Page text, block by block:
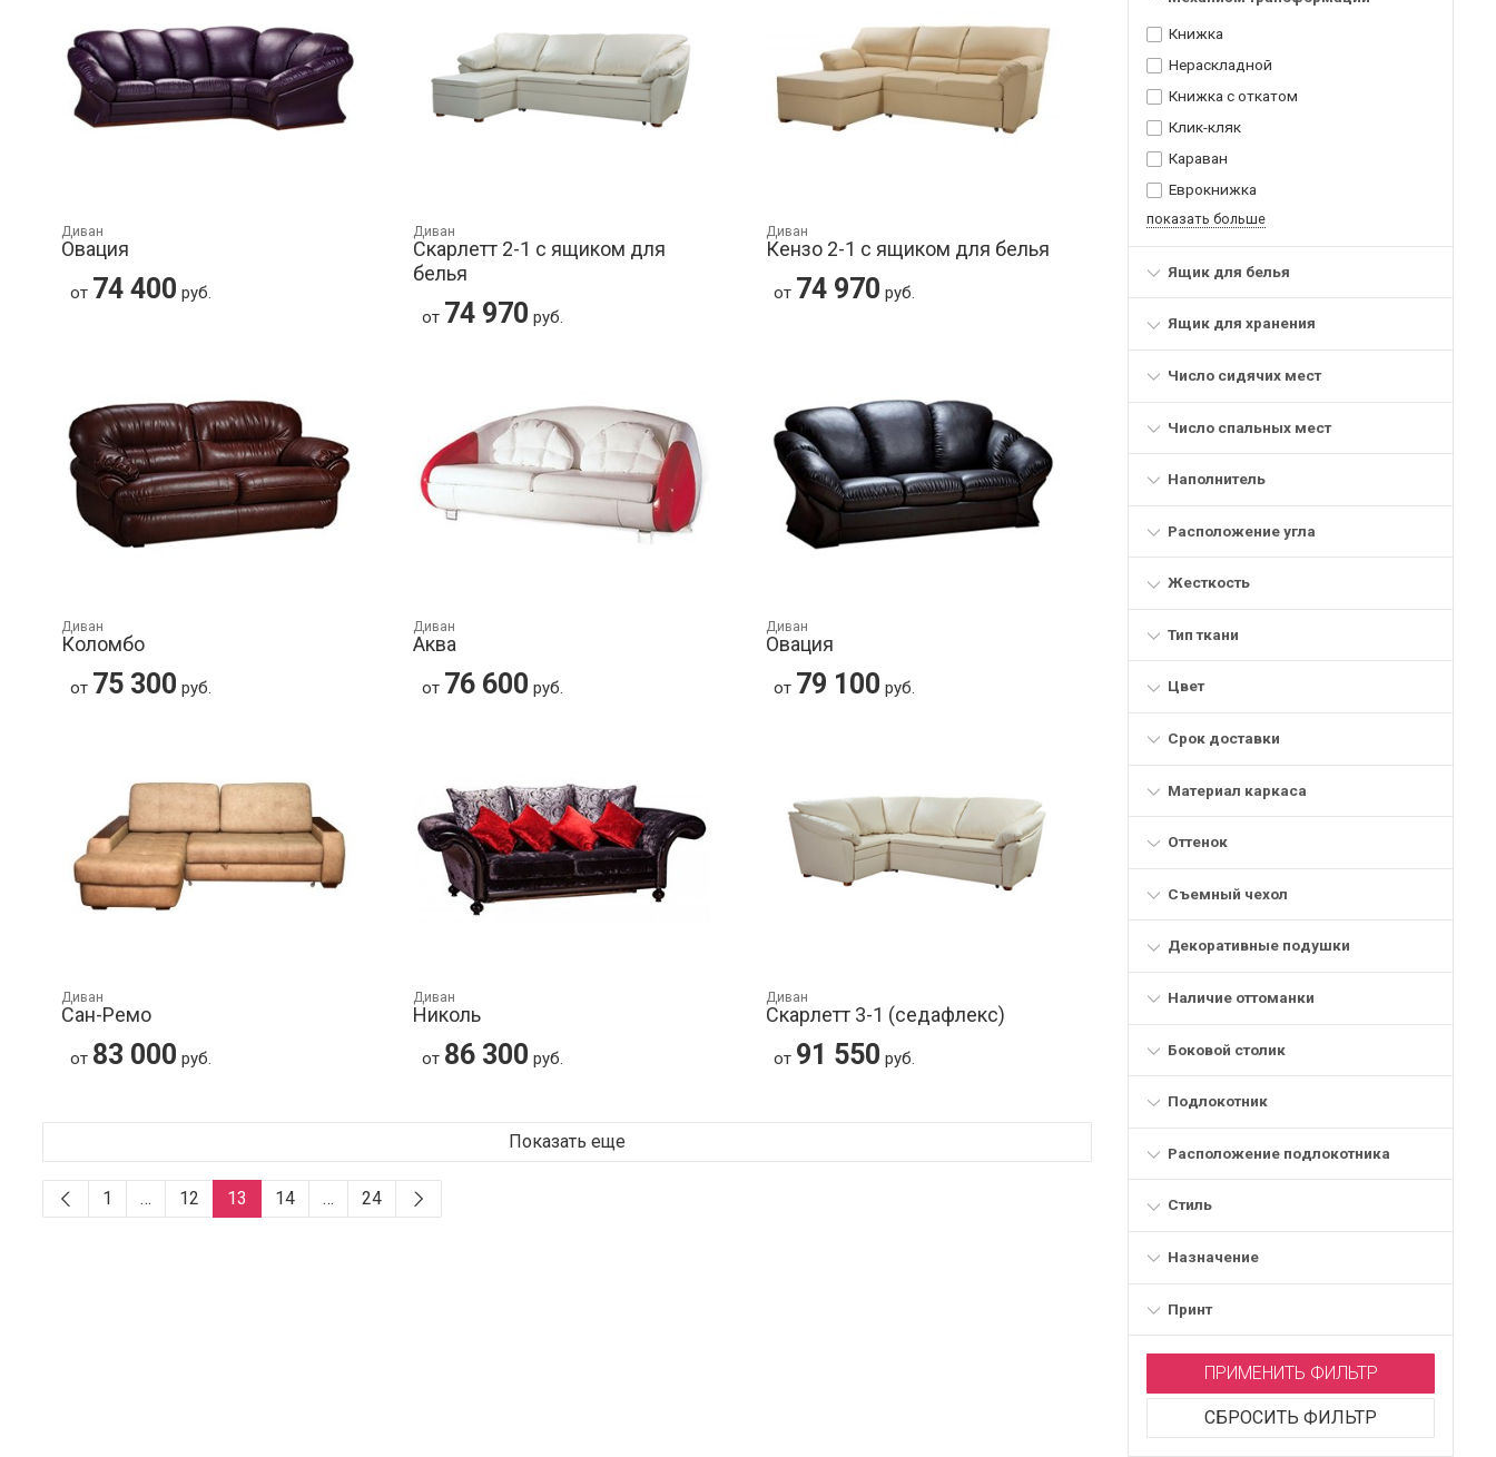
Книжка
Нераскладной
Книжка с откатом
Клик-кляк
Караван
Еврокнижка
показать больше
Ящик для белья
Ящик для хранения
Число сидячих мест
Число спальных мест
Наполнитель
Расположение угла
Жесткость
Тип ткани
Цвет
Срок доставки
Материал каркаса
Оттенок
Съемный чехол
Декоративные подушки
Наличие оттоманки
Боковой столик
Подлокотник
Расположение подлокотника
Стиль
Назначение
Принт
ПРИМЕНИТЬ ФИЛЬТР
СБРОСИТЬ ФИЛЬТР
Диван
Овация
от 74 400 руб.
Диван
Скарлетт 2-1 с ящиком для
белья
от 74 970 руб.
Диван
Кензо 2-1 с ящиком для белья
от 74 970 руб.
Диван
Коломбо
от 75 300 руб.
Диван
Аква
от 76 600 руб.
Диван
Овация
от 79 100 руб.
Диван
Сан-Ремо
от 83 000 руб.
Диван
Николь
от 86 300 руб.
Диван
Скарлетт 3-1 (седафлекс)
от 91 550 руб.
Показать еще
1 … 12 13 14 … 24